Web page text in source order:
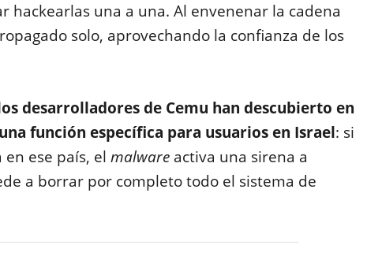
hackearlas una a una. Al envenenar la cadena
solo, aprovechando la confianza de los
desarrolladores de Cemu han descubierto en
función específica para usuarios en Israel: si
ese país, el malware activa una sirena a
a borrar por completo todo el sistema de